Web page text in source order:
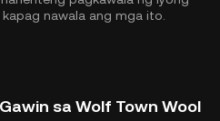
nawala ang mga ito.
sa Wolf Town Wool